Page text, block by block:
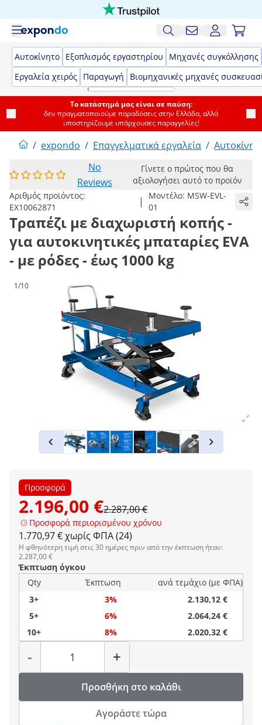
Αυτοκίνητο Εξοπλισμός εργαστηρίου
Μηχανές συγκόλλησης
Εργαλεία χειρός Παραγωγή Βιομηχανικές μηχανές
Το κατάστημά μας είναι σε παύση:
δεν πραγματοποιούμε παραδόσεις στην Ελλάδα, αλλά
υποστηρίζουμε υπάρχουσες παραγγελίες!
/ expondo / Επαγγελματικά εργαλεία /
No
Reviews
Γίνετε ο πρώτος που θα
αξιολογήσει αυτό το προϊόν
Αριθμός προϊόντος:
EX10062871
| Μοντέλο: MSW-EVL-
01
Τραπέζι με διαχωριστή κοπής -
για αυτοκινητικές μπαταρίες EVA
- με ρόδες - έως 1000 kg
1/10
Προσφορά
2.196,00 €2.287,00 €
Προσφορά περιορισμένου χρόνου
1.770,97 € χωρίς ΦΠΑ (24)
Η φθηνότερη τιμή στις 30 ημέρες πριν από την έκπτωση ήταν:
2.287,00 €
Έκπτωση όγκου
Qty
Έκπτωση
ανά τεμάχιο (με ΦΠΑ)
3+
3%
2.130,12 €
5+
6%
2.064,24 €
10+
8% 2.020,32 €
-
Ποσότητα
+
Προσθήκη στο καλάθι
Αγοράστε τώρα